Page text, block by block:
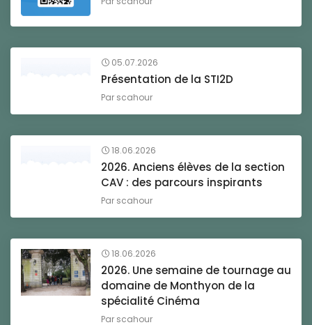
05.07.2026
Présentation de la STI2D
Par scahour
18.06.2026
2026. Anciens élèves de la section
CAV : des parcours inspirants
Par scahour
18.06.2026
2026. Une semaine de tournage au
domaine de Monthyon de la
spécialité Cinéma
Par scahour